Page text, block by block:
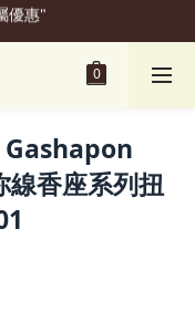
物金
物金
Gashapon
香座系列扭